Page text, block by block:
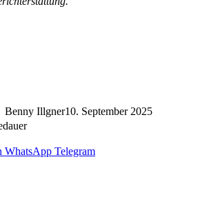
Benny Illgner10. September 2025
WhatsApp Telegram